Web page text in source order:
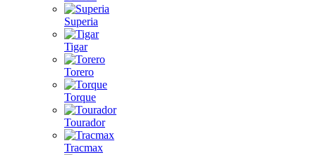
Superia
Tigar
Torero
Torque
Tourador
Tracmax